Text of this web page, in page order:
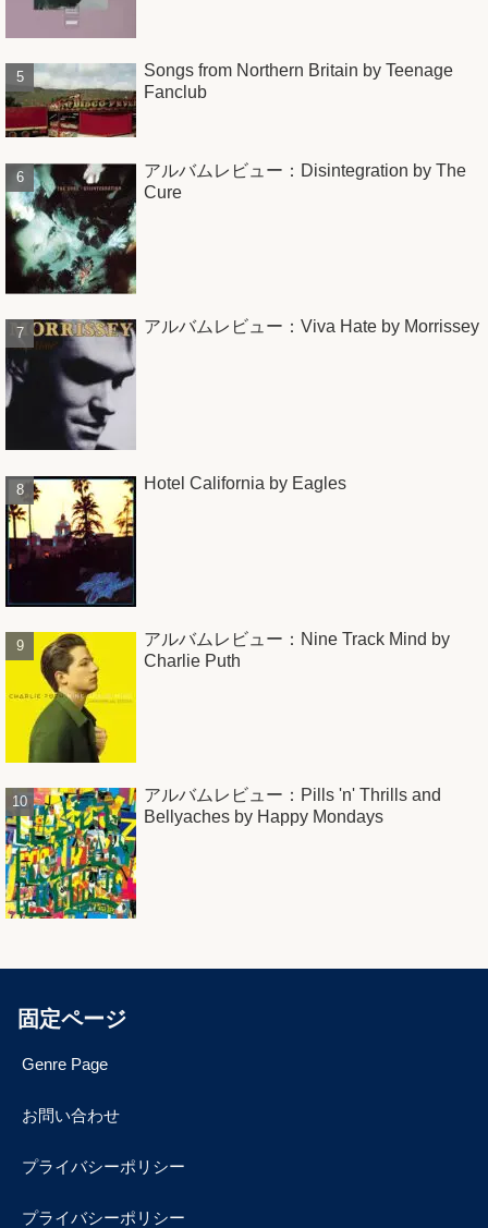
Songs from Northern Britain by Teenage
Fanclub
アルバムレビュー：Disintegration by The
Cure
アルバムレビュー：Viva Hate by Morrissey
Hotel California by Eagles
アルバムレビュー：Nine Track Mind by
Charlie Puth
アルバムレビュー：Pills 'n' Thrills and
Bellyaches by Happy Mondays
固定ページ
Genre Page
お問い合わせ
プライバシーポリシー
プライバシーポリシー